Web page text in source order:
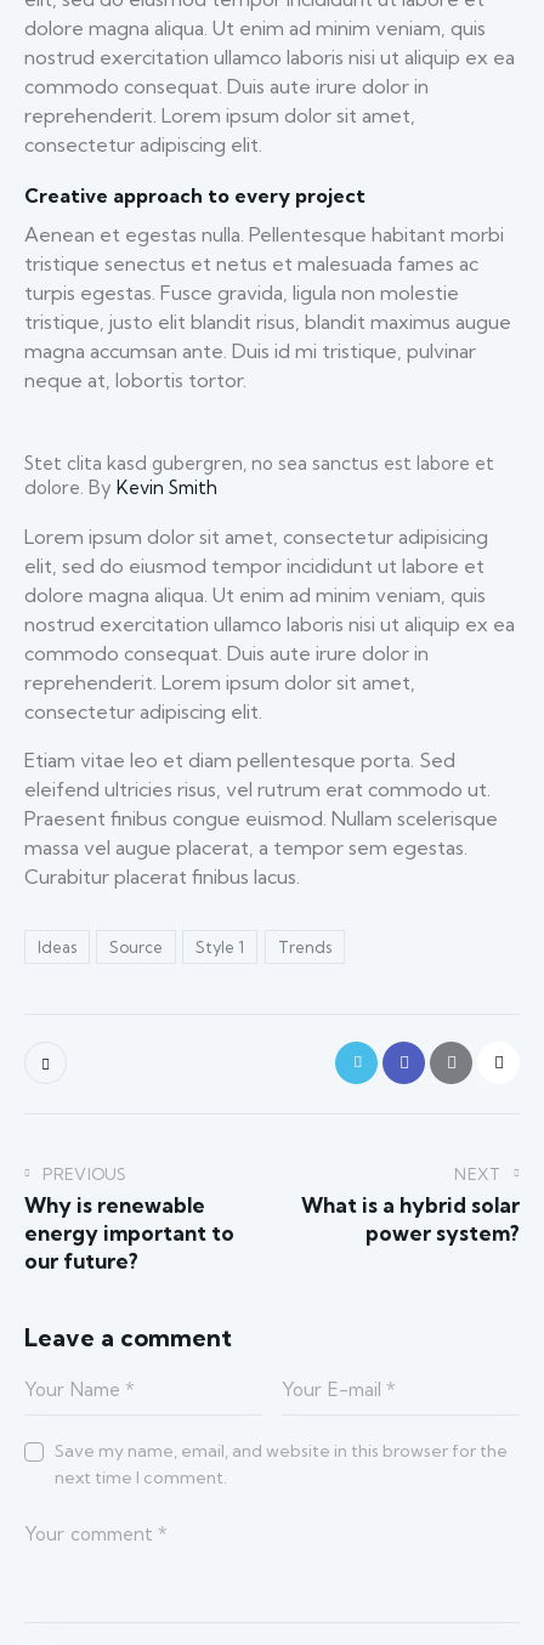
dolore magna aliqua. Ut enim ad minim veniam, quis
nostrud exercitation ullamco laboris nisi ut aliquip ex ea
commodo consequat. Duis aute irure dolor in
reprehenderit. Lorem ipsum dolor sit amet,
consectetur adipiscing elit.
Creative approach to every project
Aenean et egestas nulla. Pellentesque habitant morbi
tristique senectus et netus et malesuada fames ac
turpis egestas. Fusce gravida, ligula non molestie
tristique, justo elit blandit risus, blandit maximus augue
magna accumsan ante. Duis id mi tristique, pulvinar
neque at, lobortis tortor.
Stet clita kasd gubergren, no sea sanctus est labore et
dolore. By Kevin Smith
Lorem ipsum dolor sit amet, consectetur adipisicing
elit, sed do eiusmod tempor incididunt ut labore et
dolore magna aliqua. Ut enim ad minim veniam, quis
nostrud exercitation ullamco laboris nisi ut aliquip ex ea
commodo consequat. Duis aute irure dolor in
reprehenderit. Lorem ipsum dolor sit amet,
consectetur adipiscing elit.
Etiam vitae leo et diam pellentesque porta. Sed
eleifend ultricies risus, vel rutrum erat commodo ut.
Praesent finibus congue euismod. Nullam scelerisque
massa vel augue placerat, a tempor sem egestas.
Curabitur placerat finibus lacus.
Ideas Source Style 1 Trends
PREVIOUS
Why is renewable
energy important to
our future?
NEXT
What is a hybrid solar
power system?
Leave a comment
Save my name, email, and website in this browser for the
next time I comment.